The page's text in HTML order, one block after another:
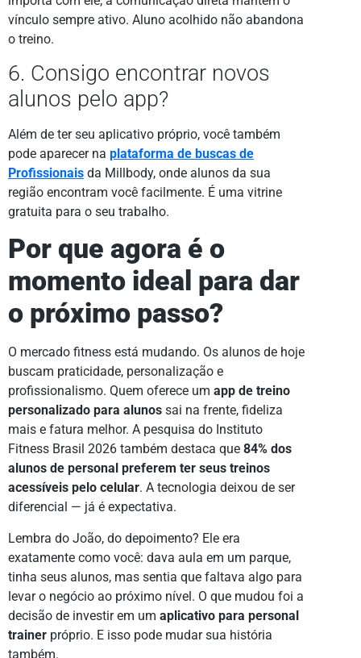
vínculo sempre ativo. Aluno acolhido não abandona
o treino.
6. Consigo encontrar novos
alunos pelo app?
Além de ter seu aplicativo próprio, você também
pode aparecer na plataforma de buscas de
Profissionais da Millbody, onde alunos da sua
região encontram você facilmente. É uma vitrine
gratuita para o seu trabalho.
Por que agora é o
momento ideal para dar
o próximo passo?
O mercado fitness está mudando. Os alunos de hoje
buscam praticidade, personalização e
profissionalismo. Quem oferece um app de treino
personalizado para alunos sai na frente, fideliza
mais e fatura melhor. A pesquisa do Instituto
Fitness Brasil 2026 também destaca que 84% dos
alunos de personal preferem ter seus treinos
acessíveis pelo celular. A tecnologia deixou de ser
diferencial — já é expectativa.
Lembra do João, do depoimento? Ele era
exatamente como você: dava aula em um parque,
tinha seus alunos, mas sentia que faltava algo para
levar o negócio ao próximo nível. O que mudou foi a
decisão de investir em um aplicativo para personal
trainer próprio. E isso pode mudar sua história
também.